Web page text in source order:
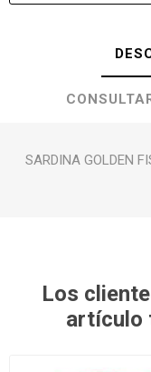
SARDINA GOLDEN
Los
artículo